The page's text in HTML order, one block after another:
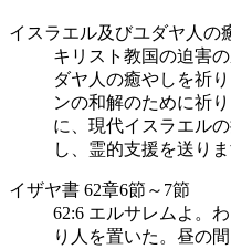
イスラエル及びユダヤ人の
キリスト教国の迫害
ダヤ人の癒やしを祈
ンの和解のために祈
に、現代イスラエル
し、霊的支援を送りま
イザヤ書 62章6節～7節
62:6 エルサレムよ。
り人を置いた。昼の